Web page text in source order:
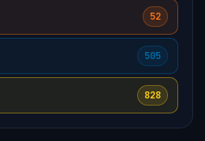
52
505
828